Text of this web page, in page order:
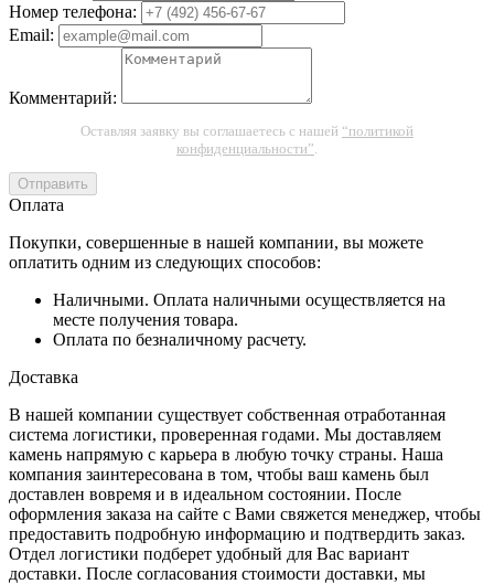
Номер телефона:
Email:
Комментарий:
Оставляя заявку вы соглашаетесь с нашей “политикой
конфиденциальности”.
Отправить
Оплата
Покупки, совершенные в нашей компании, вы можете
оплатить одним из следующих способов:
Наличными. Оплата наличными осуществляется на
месте получения товара.
Оплата по безналичному расчету.
Доставка
В нашей компании существует собственная отработанная
система логистики, проверенная годами. Мы доставляем
камень напрямую с карьера в любую точку страны. Наша
компания заинтересована в том, чтобы ваш камень был
доставлен вовремя и в идеальном состоянии. После
оформления заказа на сайте с Вами свяжется менеджер, чтобы
предоставить подробную информацию и подтвердить заказ.
Отдел логистики подберет удобный для Вас вариант
доставки. После согласования стоимости доставки, мы